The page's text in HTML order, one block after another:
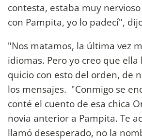
contesta, estaba muy
con Pampita, yo lo padecí",
"Nos matamos, la última vez
idiomas. Pero yo creo que ella
quicio con esto del orden, de
los mensajes. "Conmigo se
conté el cuento de esa chica
novia anterior a Pampita. Te
llamó desesperado, no la